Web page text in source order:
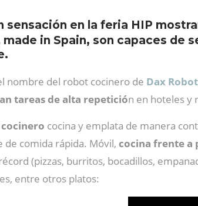
sensación en la feria HIP
made in Spain, son capaces de
nombre del robot cocinero de Dax
tareas de alta repetición en hoteles y
cocina y emplata de manera
de comida rápida. Móvil, cocina frente a
(pizzas, burritos, bocadillos,
entre otros platos: